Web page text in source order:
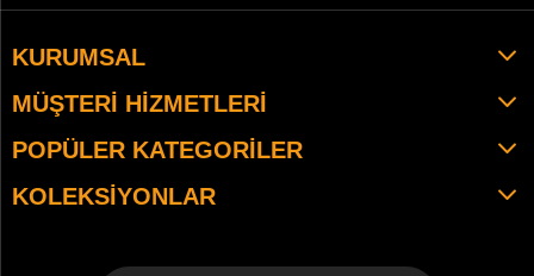
KURUMSAL
MÜŞTERI HIZMETLERI
POPÜLER KATEGORILER
KOLEKSIYONLAR